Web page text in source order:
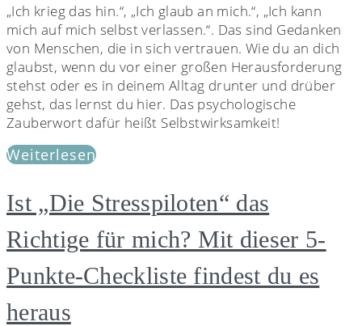
„Ich krieg das hin.“, „Ich glaub an mich.“, „Ich kann
mich auf mich selbst verlassen.“. Das sind Gedanken
von Menschen, die in sich vertrauen. Wie du an dich
glaubst, wenn du vor einer großen Herausforderung
stehst oder es in deinem Alltag drunter und drüber
gehst, das lernst du hier. Das psychologische
Zauberwort dafür heißt Selbstwirksamkeit!
Weiterlesen
Ist „Die Stresspiloten“ das
Richtige für mich? Mit dieser 5-
Punkte-Checkliste findest du es
heraus